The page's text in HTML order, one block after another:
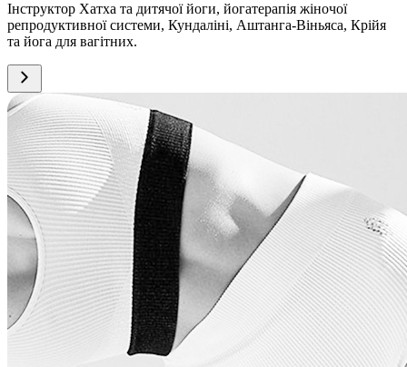
Інструктор Хатха та дитячої йоги, йогатерапія жіночої
репродуктивної системи, Кундаліні, Аштанга-Віньяса, Крійя
та йога для вагітних.